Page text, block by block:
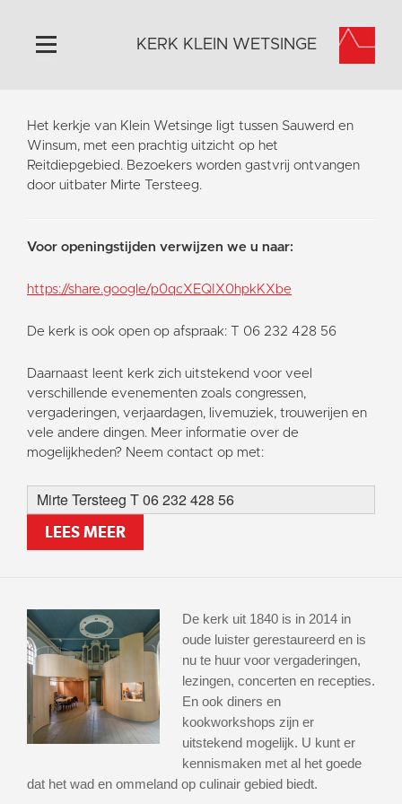
Home
Algemeen
Historie
Contact
Vaktaal
KERK KLEIN WETSINGE
Het kerkje van Klein Wetsinge ligt tussen Sauwerd en
Winsum, met een prachtig uitzicht op het
Reitdiepgebied. Bezoekers worden gastvrij ontvangen
door uitbater Mirte Tersteeg.
Voor openingstijden verwijzen we u naar:
https://share.google/p0qcXEQIX0hpkKXbe
De kerk is ook open op afspraak: T 06 232 428 56
Daarnaast leent kerk zich uitstekend voor veel
verschillende evenementen zoals congressen,
vergaderingen, verjaardagen, livemuziek, trouwerijen en
vele andere dingen. Meer informatie over de
mogelijkheden? Neem contact op met:
Mirte Tersteeg T 06 232 428 56
LEES MEER
De kerk uit 1840 is in 2014 in
oude luister gerestaureerd en is
nu te huur voor vergaderingen,
lezingen, concerten en recepties.
En ook diners en
kookworkshops zijn er
uitstekend mogelijk. U kunt er
kennismaken met al het goede
dat het wad en ommeland op culinair gebied biedt.